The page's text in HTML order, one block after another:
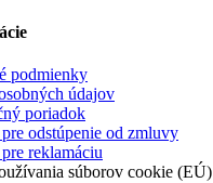
podmienky
údajov
poriadok
odstúpenie od zmluvy
reklamáciu
súborov cookie (EÚ)